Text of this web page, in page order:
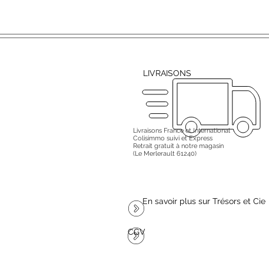
LIVRAISONS
Livraisons France et International
Colisimmo suivi et Express
Retrait gratuit à notre magasin
(Le Merlerault 61240)
En savoir plus sur Trésors et Cie
CGV